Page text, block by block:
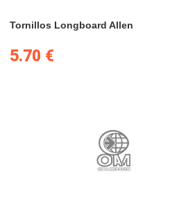
Tornillos Longboard Allen
5.70 €